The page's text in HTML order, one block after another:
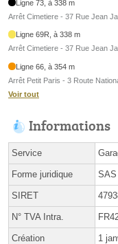
Ligne 73, à 338 m
Arrêt Cimetiere - 37 Rue Jean
Ligne 69R, à 338 m
Arrêt Cimetiere - 37 Rue Jean
Ligne 66, à 354 m
Arrêt Petit Paris - 3 Route
Voir tout
Informations
Service
Forme juridique SAS
SIRET
N° TVA Intra.
Création 1